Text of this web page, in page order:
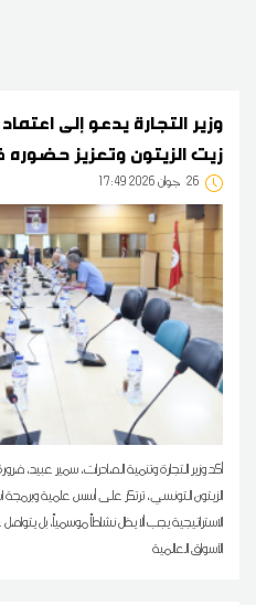
وزير التجارة يدعو إلى
زيت الزيتون وتعزيز حضوره
26 17:49 2026 جوان
أكد وزير التجارة وتنمية الصادرات، سمير عبيد،
الزيتون التونسي، ترتكز على أسس علمية
الاستراتيجية يجب ألا يظل نشاطاً موسمياً، بل
الأسواق العالمية